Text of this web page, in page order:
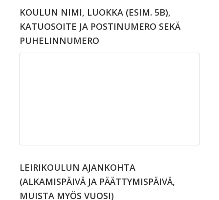
KOULUN NIMI, LUOKKA (ESIM. 5B),
KATUOSOITE JA POSTINUMERO SEKÄ
PUHELINNUMERO
LEIRIKOULUN AJANKOHTA
(ALKAMISPÄIVÄ JA PÄÄTTYMISPÄIVÄ,
MUISTA MYÖS VUOSI)